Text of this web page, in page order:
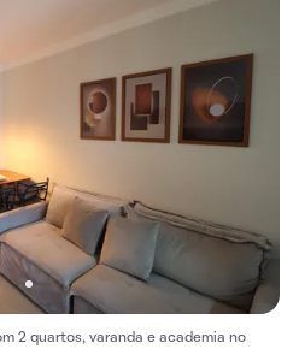
2 quartos, varanda e academia no